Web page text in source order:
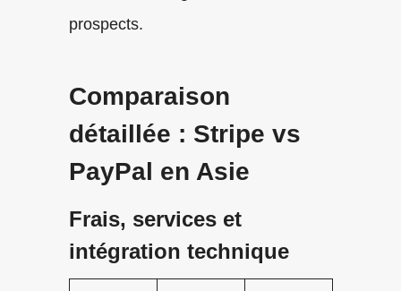
prospects.
Comparaison
détaillée : Stripe vs
PayPal en Asie
Frais, services et
intégration technique